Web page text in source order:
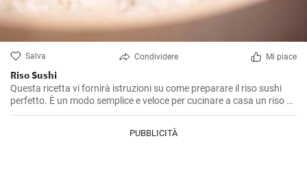
Salva Condividere Mi piace
Riso Sushi
Questa ricetta vi fornirà istruzioni su come preparare il riso sushi
perfetto. È un modo semplice e veloce per cucinare a casa un riso di
qualità per il sushi.
PUBBLICITÀ